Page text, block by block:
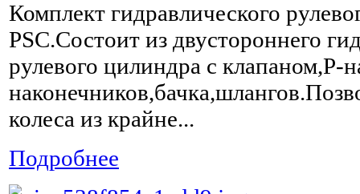
Комплект гидравлического
PSC.Состоит из двустороннего
рулевого цилиндра с клапаном,P-
колеса из крайне...
Подробнее